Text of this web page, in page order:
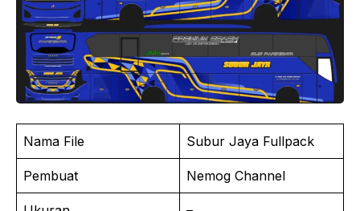
Nama File Subur Jaya Fullpack
Pembuat Nemog Channel